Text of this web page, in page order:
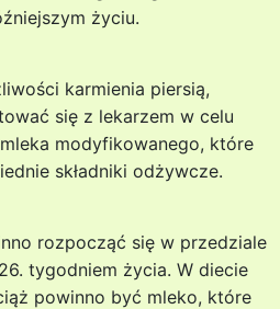
życiu.
karmienia piersią,
się z lekarzem w celu
modyfikowanego, które
składniki odżywcze.
rozpocząć się w przedziale
tygodniem życia. W diecie
powinno być mleko, które